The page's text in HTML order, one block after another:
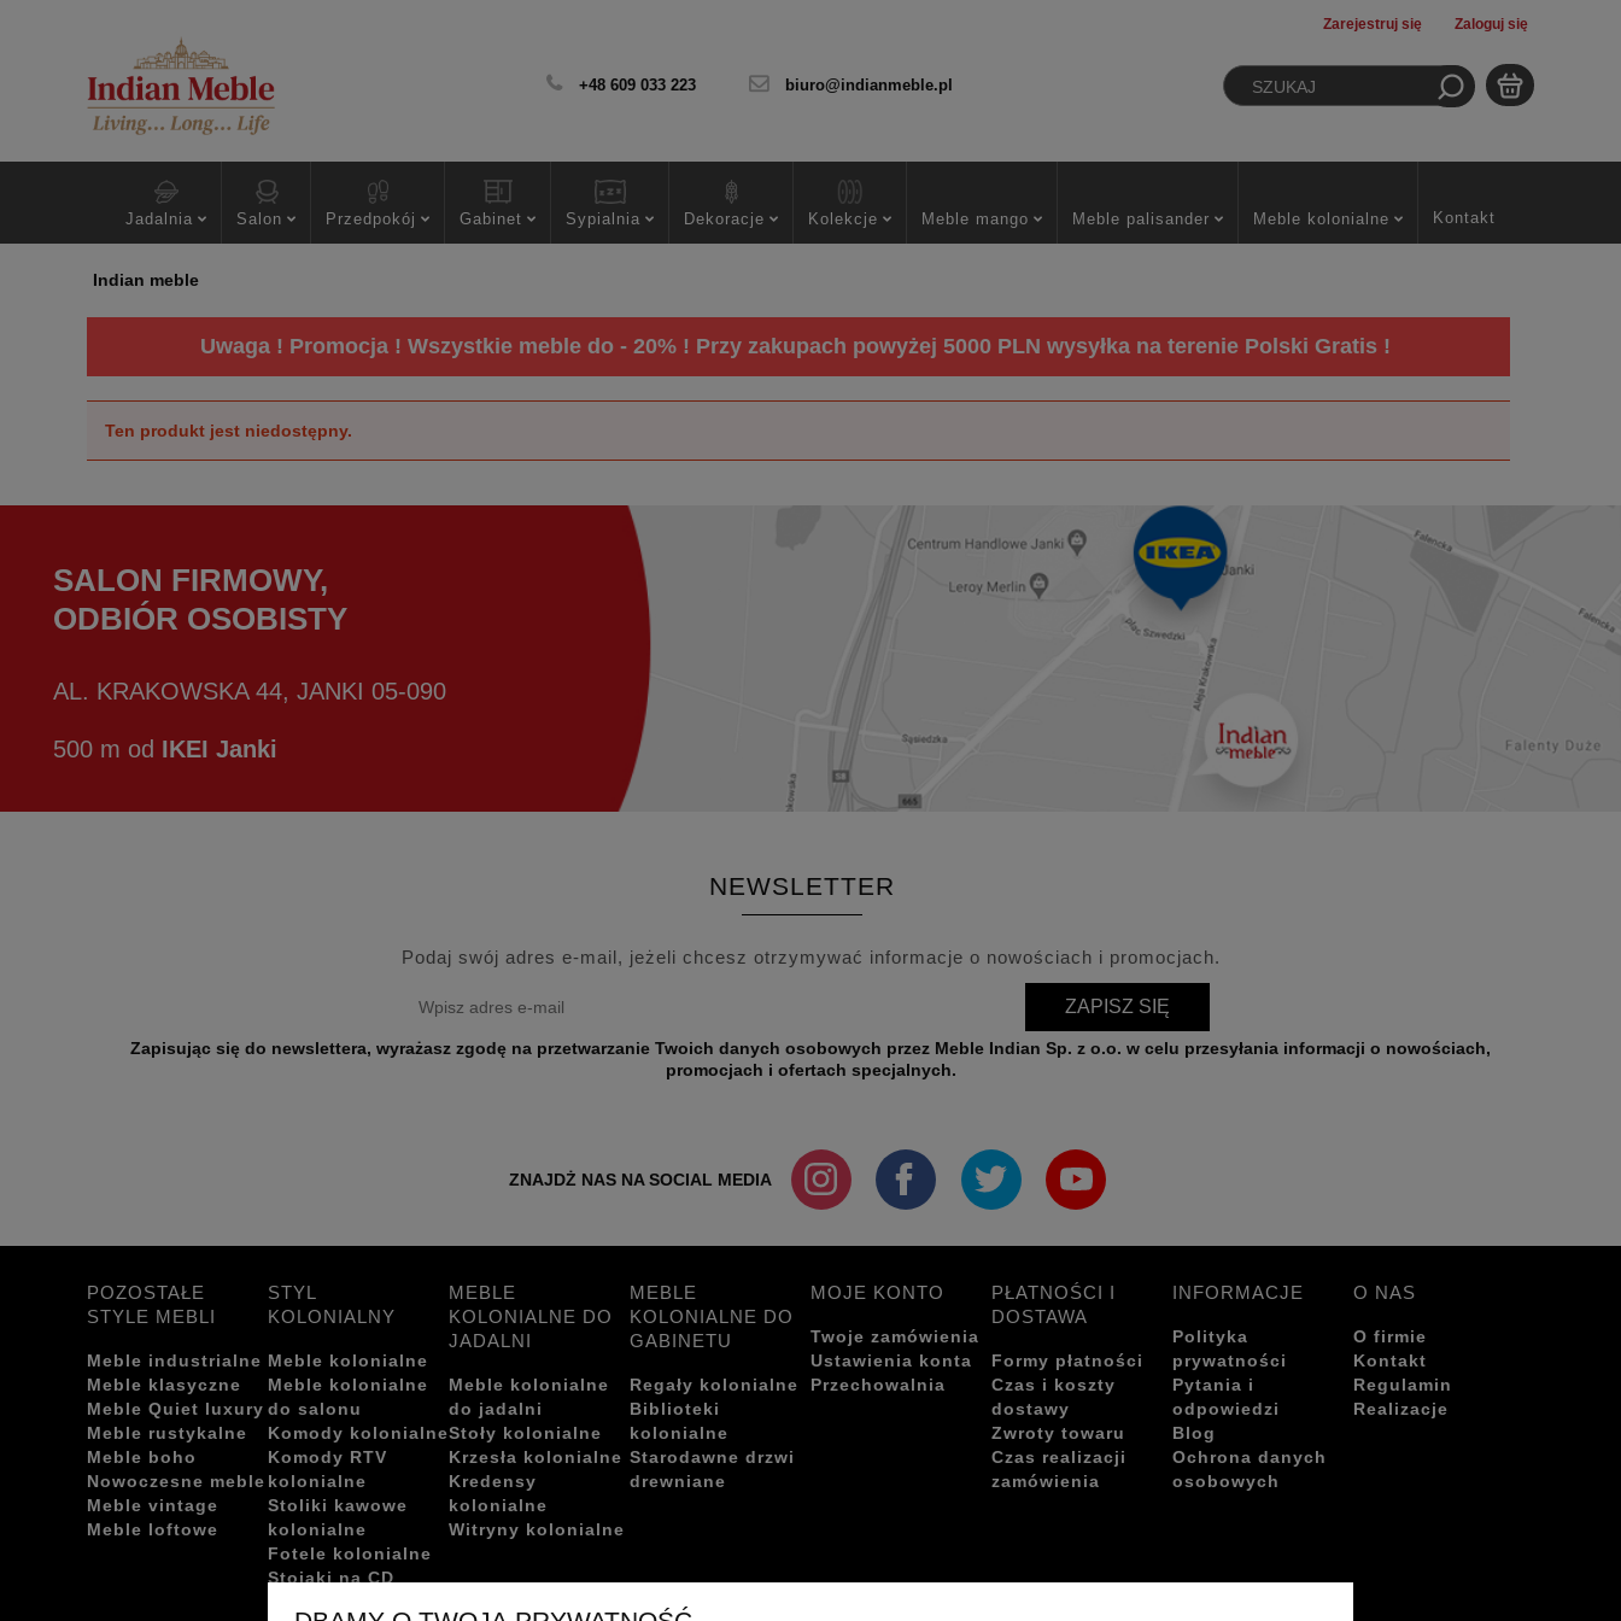
Zarejestruj się Zaloguj się
+48 609 033 223 biuro@indianmeble.pl
Jadalnia Salon Przedpokój Gabinet Sypialnia Dekoracje Kolekcje Meble mango Meble palisander Meble kolonialne Kontakt
Indian meble
Uwaga ! Promocja ! Wszystkie meble do - 20% ! Przy zakupach powyżej 5000 PLN wysyłka na terenie Polski Gratis !
Ten produkt jest niedostępny.
SALON FIRMOWY,
ODBIÓR OSOBISTY
AL. KRAKOWSKA 44, JANKI 05-090
500 m od IKEI Janki
NEWSLETTER
Podaj swój adres e-mail, jeżeli chcesz otrzymywać informacje o nowościach i promocjach.
ZAPISZ SIĘ
Zapisując się do newslettera, wyrażasz zgodę na przetwarzanie Twoich danych osobowych przez Meble Indian Sp. z o.o. w celu przesyłania informacji o nowościach,
promocjach i ofertach specjalnych.
ZNAJDŻ NAS NA SOCIAL MEDIA
POZOSTAŁE
STYLE MEBLI
Meble industrialne
Meble klasyczne
Meble Quiet luxury
Meble rustykalne
Meble boho
Nowoczesne meble
Meble vintage
Meble loftowe
STYL
KOLONIALNY
Meble kolonialne
Meble kolonialne
do salonu
Komody kolonialne
Komody RTV
kolonialne
Stoliki kawowe
kolonialne
Fotele kolonialne
Stojaki na CD
MEBLE
KOLONIALNE DO
JADALNI
Meble kolonialne
do jadalni
Stoły kolonialne
Krzesła kolonialne
Kredensy
kolonialne
Witryny kolonialne
MEBLE
KOLONIALNE DO
GABINETU
Regały kolonialne
Biblioteki
kolonialne
Starodawne drzwi
drewniane
MOJE KONTO
Twoje zamówienia
Ustawienia konta
Przechowalnia
PŁATNOŚCI I
DOSTAWA
Formy płatności
Czas i koszty
dostawy
Zwroty towaru
Czas realizacji
zamówienia
INFORMACJE
Polityka
prywatności
Pytania i
odpowiedzi
Blog
Ochrona danych
osobowych
O NAS
O firmie
Kontakt
Regulamin
Realizacje